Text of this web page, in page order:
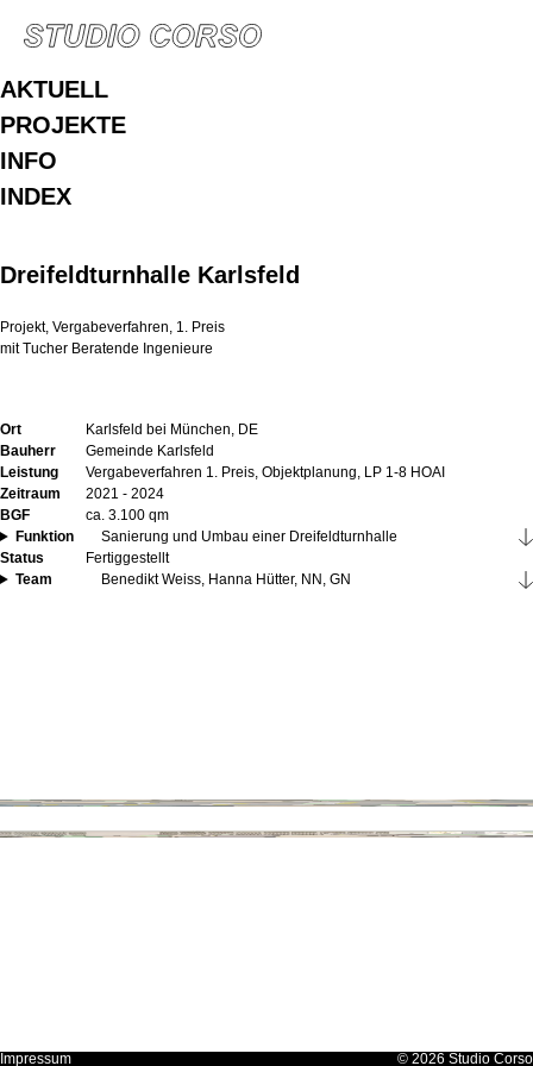
AKTUELL
PROJEKTE
INFO
INDEX
Dreifeldturnhalle Karlsfeld
Projekt, Vergabeverfahren, 1. Preis
mit Tucher Beratende Ingenieure
Ort
Karlsfeld bei München, DE
Bauherr
Gemeinde Karlsfeld
Leistung
Vergabeverfahren 1. Preis, Objektplanung, LP 1-8 HOAI
Zeitraum
2021 - 2024
BGF
ca. 3.100 qm
Funktion
Sanierung und Umbau einer Dreifeldturnhalle
Status
Fertiggestellt
Team
Benedikt Weiss, Hanna Hütter, NN, GN
Impressum © 2026 Studio Corso